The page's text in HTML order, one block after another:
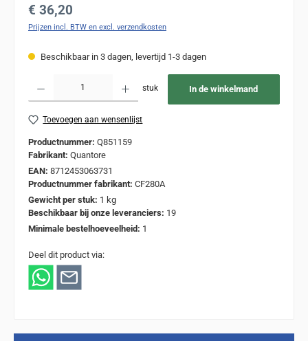
Normale prijs:
€ 36,20
Prijzen incl. BTW en excl. verzendkosten
Beschikbaar in 3 dagen, levertijd 1-3 dagen
stuk In de winkelmand
Toevoegen aan wensenlijst
Productnummer: Q851159
Fabrikant: Quantore
EAN: 8712453063731
Productnummer fabrikant: CF280A
Gewicht per stuk: 1 kg
Beschikbaar bij onze leveranciers: 19
Minimale bestelhoeveelheid: 1
Deel dit product via: